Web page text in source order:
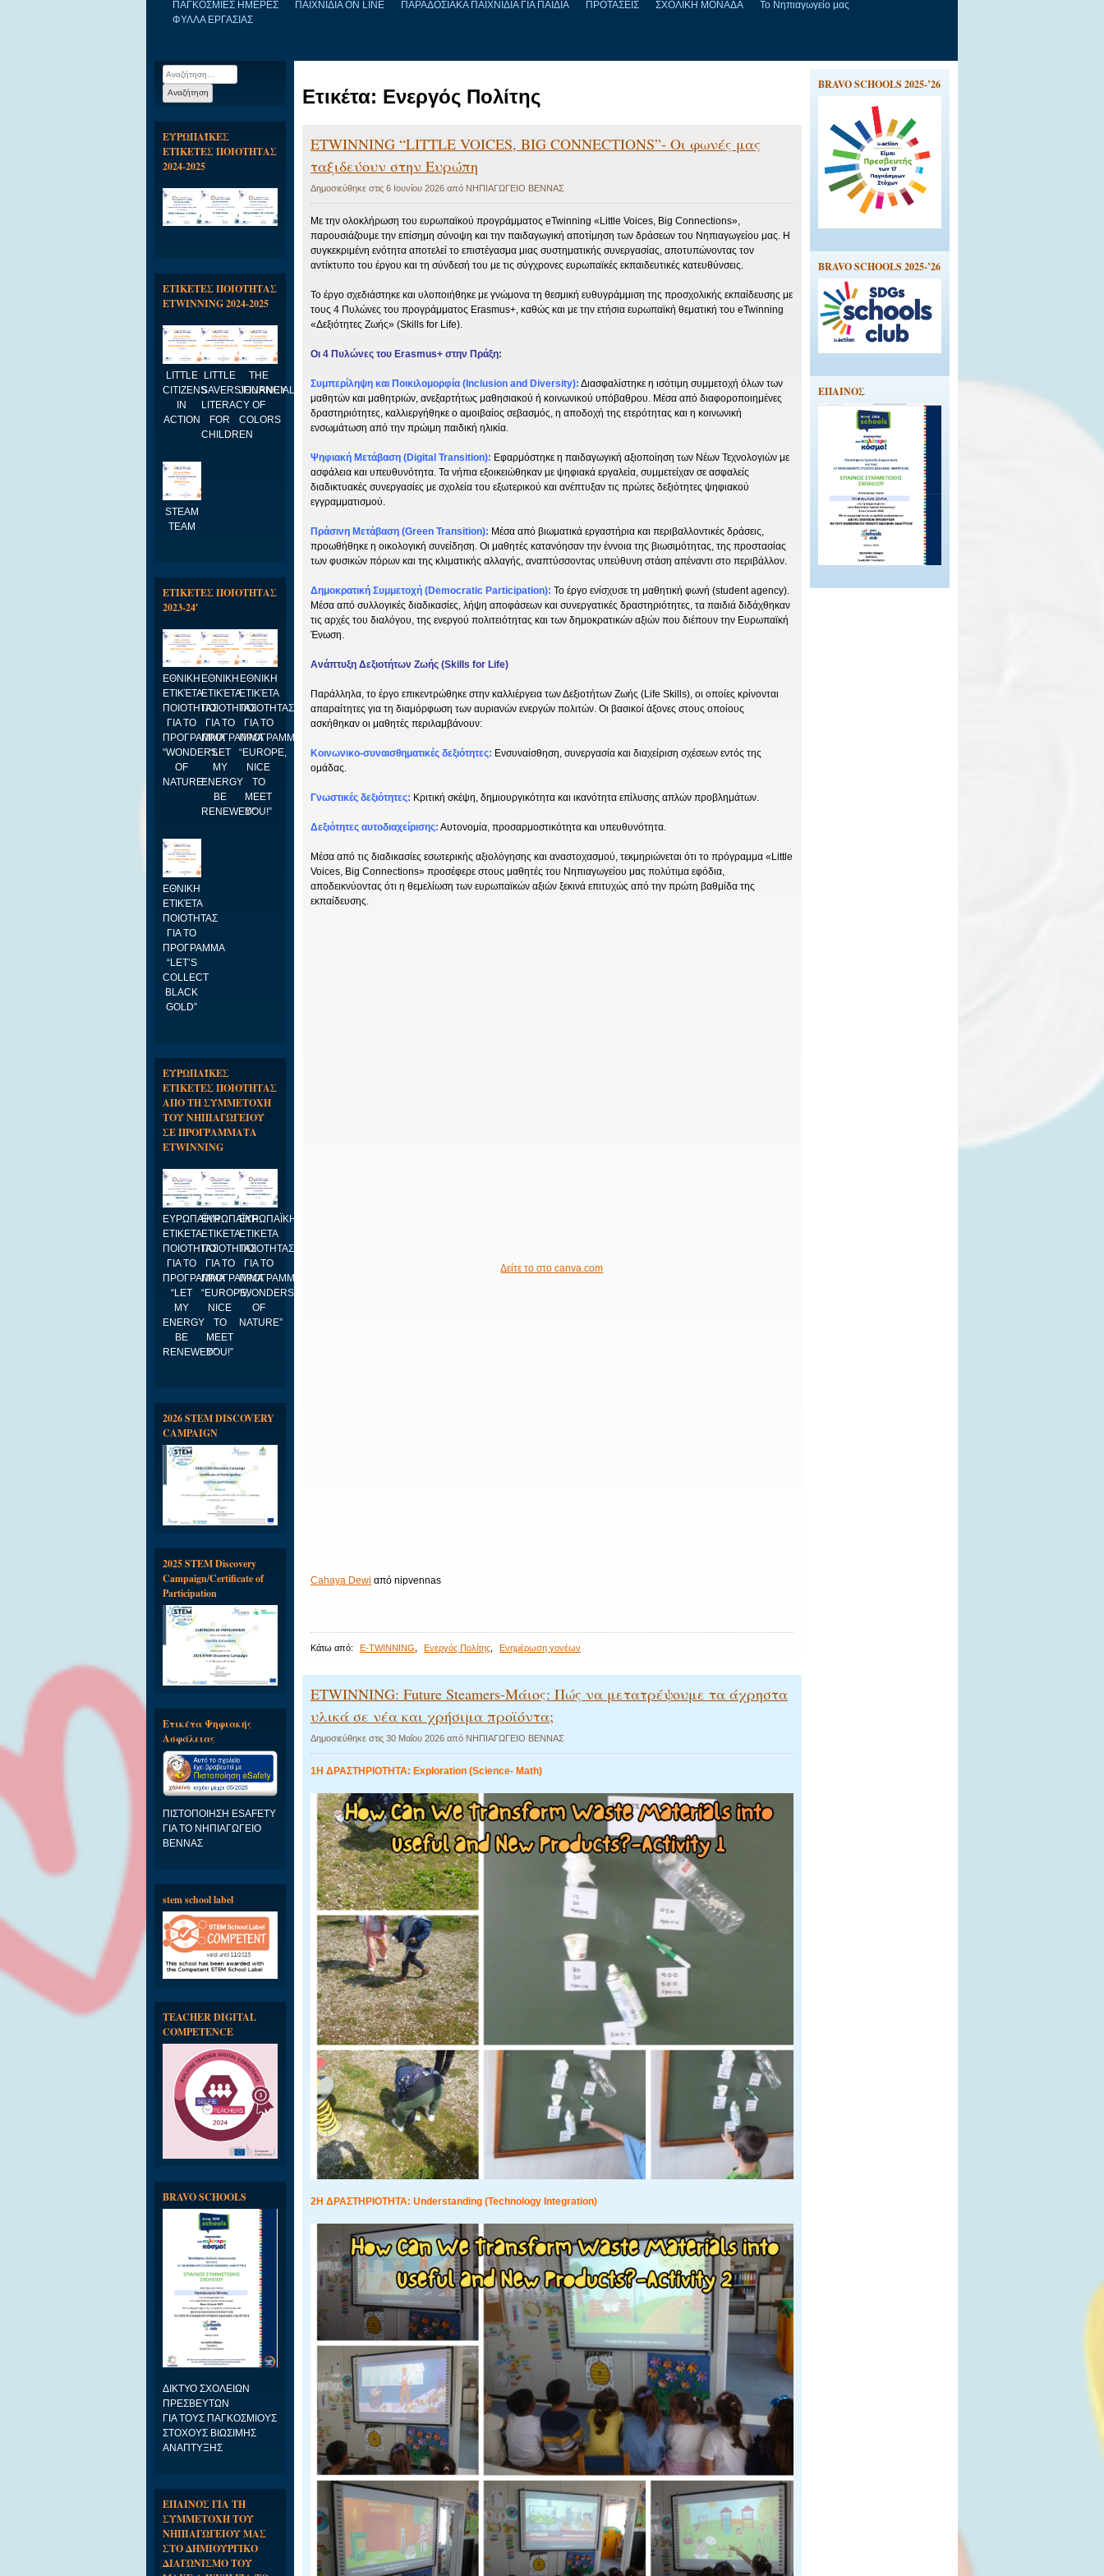
ΠΑΓΚΟΣΜΙΕΣ ΗΜΕΡΕΣ
ΠΑΙΧΝΙΔΙΑ ON LINE ΠΑΡΑΔΟΣΙΑΚΑ ΠΑΙΧΝΙΔΙΑ ΓΙΑ ΠΑΙΔΙΑ ΠΡΟΤΑΣΕΙΣ ΣΧΟΛΙΚΗ ΜΟΝΑΔΑ
Το Νηπιαγωγείο μας
ΦΥΛΛΑ ΕΡΓΑΣΙΑΣ
Ετικέτα: Ενεργός Πολίτης
ETWINNING “LITTLE VOICES, BIG CONNECTIONS”- Οι φωνές μας
ταξιδεύουν στην Ευρώπη
Δημοσιεύθηκε στις6 Ιουνίου 2026 από ΝΗΠΙΑΓΩΓΕΙΟ ΒΕΝΝΑΣ
Με την ολοκλήρωση του ευρωπαϊκού προγράμματος eTwinning «Little Voices, Big Connections»,
παρουσιάζουμε την επίσημη σύνοψη και την παιδαγωγική αποτίμηση των δράσεων του Νηπιαγωγείου μας. Η
συγκεκριμένη ενότητα αποτελεί το επιστέγασμα μιας συστηματικής συνεργασίας, αποτυπώνοντας τον
αντίκτυπο του έργου και τη σύνδεσή του με τις σύγχρονες ευρωπαϊκές εκπαιδευτικές κατευθύνσεις.
Το έργο σχεδιάστηκε και υλοποιήθηκε με γνώμονα τη θεσμική ευθυγράμμιση της προσχολικής εκπαίδευσης με
τους 4 Πυλώνες του προγράμματος Erasmus+, καθώς και με την ετήσια ευρωπαϊκή θεματική του eTwinning
«Δεξιότητες Ζωής» (Skills for Life).
Οι 4 Πυλώνες του Erasmus+ στην Πράξη:
Συμπερίληψη και Ποικιλομορφία (Inclusion and Diversity): Διασφαλίστηκε η ισότιμη συμμετοχή όλων των
μαθητών και μαθητριών, ανεξαρτήτως μαθησιακού ή κοινωνικού υπόβαθρου. Μέσα από διαφοροποιημένες
δραστηριότητες, καλλιεργήθηκε ο αμοιβαίος σεβασμός, η αποδοχή της ετερότητας και η κοινωνική
ενσωμάτωση από την πρώιμη παιδική ηλικία.
Ψηφιακή Μετάβαση (Digital Transition): Εφαρμόστηκε η παιδαγωγική αξιοποίηση των Νέων Τεχνολογιών με
ασφάλεια και υπευθυνότητα. Τα νήπια εξοικειώθηκαν με ψηφιακά εργαλεία, συμμετείχαν σε ασφαλείς
διαδικτυακές συνεργασίες με σχολεία του εξωτερικού και ανέπτυξαν τις πρώτες δεξιότητες ψηφιακού
εγγραμματισμού.
Πράσινη Μετάβαση (Green Transition): Μέσα από βιωματικά εργαστήρια και περιβαλλοντικές δράσεις,
προωθήθηκε η οικολογική συνείδηση. Οι μαθητές κατανόησαν την έννοια της βιωσιμότητας, της προστασίας
των φυσικών πόρων και της κλιματικής αλλαγής, αναπτύσσοντας υπεύθυνη στάση απέναντι στο περιβάλλον.
Δημοκρατική Συμμετοχή (Democratic Participation): Το έργο ενίσχυσε τη μαθητική φωνή (student agency).
Μέσα από συλλογικές διαδικασίες, λήψη αποφάσεων και συνεργατικές δραστηριότητες, τα παιδιά διδάχθηκαν
τις αρχές του διαλόγου, της ενεργού πολιτειότητας και των δημοκρατικών αξιών που διέπουν την Ευρωπαϊκή
Ένωση.
Ανάπτυξη Δεξιοτήτων Ζωής (Skills for Life)
Παράλληλα, το έργο επικεντρώθηκε στην καλλιέργεια των Δεξιοτήτων Ζωής (Life Skills), οι οποίες κρίνονται
απαραίτητες για τη διαμόρφωση των αυριανών ενεργών πολιτών. Οι βασικοί άξονες στους οποίους
ασκήθηκαν οι μαθητές περιλαμβάνουν:
Κοινωνικο-συναισθηματικές δεξιότητες: Ενσυναίσθηση, συνεργασία και διαχείριση σχέσεων εντός της
ομάδας.
Γνωστικές δεξιότητες: Κριτική σκέψη, δημιουργικότητα και ικανότητα επίλυσης απλών προβλημάτων.
Δεξιότητες αυτοδιαχείρισης: Αυτονομία, προσαρμοστικότητα και υπευθυνότητα.
Μέσα από τις διαδικασίες εσωτερικής αξιολόγησης και αναστοχασμού, τεκμηριώνεται ότι το πρόγραμμα «Little
Voices, Big Connections» προσέφερε στους μαθητές του Νηπιαγωγείου μας πολύτιμα εφόδια,
αποδεικνύοντας ότι η θεμελίωση των ευρωπαϊκών αξιών ξεκινά επιτυχώς από την πρώτη βαθμίδα της
εκπαίδευσης.
Δείτε το στο canva.com
Cahaya Dewi από nipvennas
Κάτω από: E-TWINNING Ενεργός Πολίτης Ενημέρωση γονέων
ETWINNING: Future Steamers-Μάιος: Πώς να μετατρέψουμε τα άχρηστα
υλικά σε νέα και χρήσιμα προϊόντα;
Δημοσιεύθηκε στις30 Μαΐου 2026 από ΝΗΠΙΑΓΩΓΕΙΟ ΒΕΝΝΑΣ
1Η ΔΡΑΣΤΗΡΙΟΤΗΤΑ: Exploration (Science- Math)
2Η ΔΡΑΣΤΗΡΙΟΤΗΤΑ: Understanding (Technology Integration)
BRAVO SCHOOLS 2025-’26
BRAVO SCHOOLS 2025-’26
EΠΑΙΝΟΣ
Αναζήτηση
για:
ΕΥΡΩΠΑΪΚΕΣ
ΕΤΙΚΕΤΕΣ ΠΟΙΟΤΗΤΑΣ
2024-2025
ΕΤΙΚΕΤΕΣ ΠΟΙΟΤΗΤΑΣ
ETWINNING 2024-2025
LITTLE
CITIZENS
IN
ACTION
LITTLE
SAVERS:FINANCIAL
LITERACY
FOR
CHILDREN
THE
JOURNEY
OF
COLORS
STEAM
TEAM
ΕΤΙΚΕΤΕΣ ΠΟΙΟΤΗΤΑΣ
2023-24′
ΕΘΝΙΚΗ
ΕΤΙΚΈΤΑ
ΠΟΙΟΤΗΤΑΣ
ΓΙΑ ΤΟ
ΠΡΟΓΡΑΜΜΑ
“WONDERS
OF
NATURE”
ΕΘΝΙΚΗ
ΕΤΙΚΈΤΑ
ΠΟΙΟΤΗΤΑΣ
ΓΙΑ ΤΟ
ΠΡΟΓΡΑΜΜΑ
“LET
MY
ENERGY
BE
RENEWED”
ΕΘΝΙΚΗ
ΕΤΙΚΈΤΑ
ΠΟΙΟΤΗΤΑΣ
ΓΙΑ ΤΟ
ΠΡΟΓΡΑΜΜΑ
“EUROPE,
NICE
TO
MEET
YOU!”
ΕΘΝΙΚΗ
ΕΤΙΚΈΤΑ
ΠΟΙΟΤΗΤΑΣ
ΓΙΑ ΤΟ
ΠΡΟΓΡΑΜΜΑ
“LET’S
COLLECT
BLACK
GOLD”
ΕΥΡΩΠΑΪΚΕΣ
ΕΤΙΚΕΤΕΣ ΠΟΙΟΤΗΤΑΣ
ΑΠΟ ΤΗ ΣΥΜΜΕΤΟΧΗ
ΤΟΥ ΝΗΠΙΑΓΩΓΕΙΟΥ
ΣΕ ΠΡΟΓΡΑΜΜΑΤΑ
ETWINNING
ΕΥΡΩΠΑΪΚΗ
ΕΤΙΚΕΤΑ
ΠΟΙΟΤΗΤΑΣ
ΓΙΑ ΤΟ
ΠΡΟΓΡΑΜΜΑ
“LET
MY
ENERGY
BE
RENEWED”
ΕΥΡΩΠΑΪΚΗ
ΕΤΙΚΕΤΑ
ΠΟΙΟΤΗΤΑΣ
ΓΙΑ ΤΟ
ΠΡΟΓΡΑΜΜΑ
“EUROPE,
NICE
TO
MEET
YOU!”
ΕΥΡΩΠΑΪΚΗ
ΕΤΙΚΕΤΑ
ΠΟΙΟΤΗΤΑΣ
ΓΙΑ ΤΟ
ΠΡΟΓΡΑΜΜΑ
“WONDERS
OF
NATURE”
2026 STEM DISCOVERY
CAMPAIGN
2025 STEM Discovery
Campaign/Certificate of
Participation
Ετικέτα Ψηφιακής
Ασφάλειας
ΠΙΣΤΟΠΟΙΗΣΗ ESAFETY
ΓΙΑ ΤΟ ΝΗΠΙΑΓΩΓΕΙΟ
ΒΕΝΝΑΣ
stem school label
TEACHER DIGITAL
COMPETENCE
BRAVO SCHOOLS
ΔΙΚΤΥΟ ΣΧΟΛΕΙΩΝ
ΠΡΕΣΒΕΥΤΩΝ
ΓΙΑ ΤΟΥΣ ΠΑΓΚΟΣΜΙΟΥΣ
ΣΤΟΧΟΥΣ ΒΙΩΣΙΜΗΣ
ΑΝΑΠΤΥΞΗΣ
ΕΠΑΙΝΟΣ ΓΙΑ ΤΗ
ΣΥΜΜΕΤΟΧΗ ΤΟΥ
ΝΗΠΙΑΓΩΓΕΙΟΥ ΜΑΣ
ΣΤΟ ΔΗΜΙΟΥΡΓΙΚΟ
ΔΙΑΓΩΝΙΣΜΟ ΤΟΥ